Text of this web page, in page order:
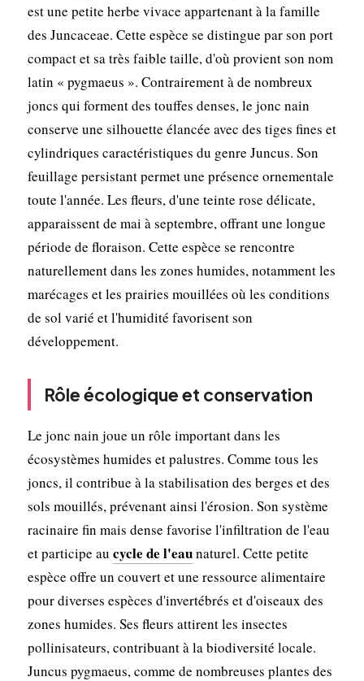
est une petite herbe vivace appartenant à la famille
des Juncaceae. Cette espèce se distingue par son port
compact et sa très faible taille, d'où provient son nom
latin « pygmaeus ». Contrairement à de nombreux
joncs qui forment des touffes denses, le jonc nain
conserve une silhouette élancée avec des tiges fines et
cylindriques caractéristiques du genre Juncus. Son
feuillage persistant permet une présence ornementale
toute l'année. Les fleurs, d'une teinte rose délicate,
apparaissent de mai à septembre, offrant une longue
période de floraison. Cette espèce se rencontre
naturellement dans les zones humides, notamment les
marécages et les prairies mouillées où les conditions
de sol varié et l'humidité favorisent son
développement.
Rôle écologique et conservation
Le jonc nain joue un rôle important dans les
écosystèmes humides et palustres. Comme tous les
joncs, il contribue à la stabilisation des berges et des
sols mouillés, prévenant ainsi l'érosion. Son système
racinaire fin mais dense favorise l'infiltration de l'eau
et participe au cycle de l'eaunaturel. Cette petite
espèce offre un couvert et une ressource alimentaire
pour diverses espèces d'invertébrés et d'oiseaux des
zones humides. Ses fleurs attirent les insectes
pollinisateurs, contribuant à la biodiversité locale.
Juncus pygmaeus, comme de nombreuses plantes des